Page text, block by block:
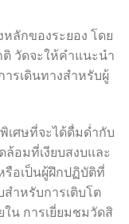
หลักของระยอง โดย
วัดจะให้คำแนะนำ
ารเดินทางสำหรับผู้
เศษที่จะได้ดื่มด่ำกับ
อมที่เงียบสงบและ
รือเป็นผู้ฝึกปฏิบัติที่
สำหรับการเติบโต
น การเยี่ยมชมวัดสิ